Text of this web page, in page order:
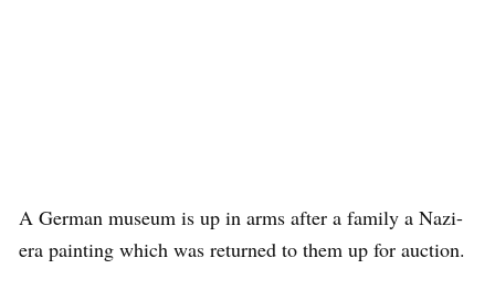
A German museum is up in arms after a family a Nazi-
era painting which was returned to them up for auction.